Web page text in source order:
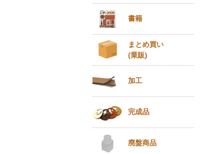
書籍
まとめ買い
(業販)
加工
完成品
廃盤商品